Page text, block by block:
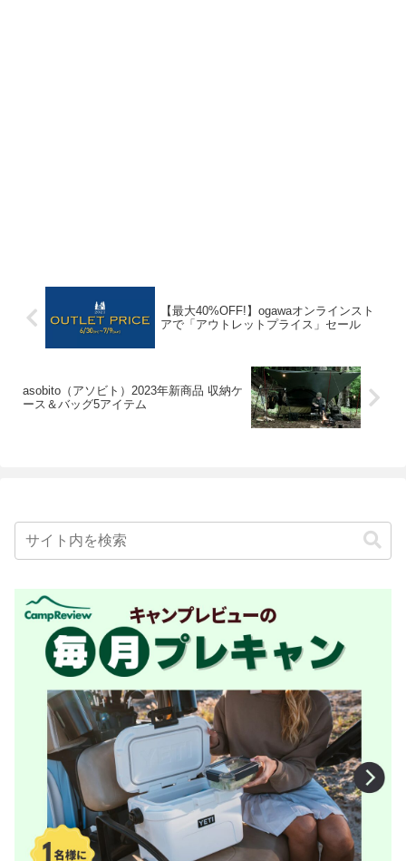
【最大40%OFF!】ogawaオンラインスト
アで「アウトレットプライス」セール
asobito（アソビト）2023年新商品 収納ケ
ース＆バッグ5アイテム